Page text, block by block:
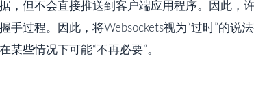
，但不会直接推送到客户端应用程序。因此，
手过程。因此，将Websockets视为“过时”的说
某些情况下可能“不再必要”。